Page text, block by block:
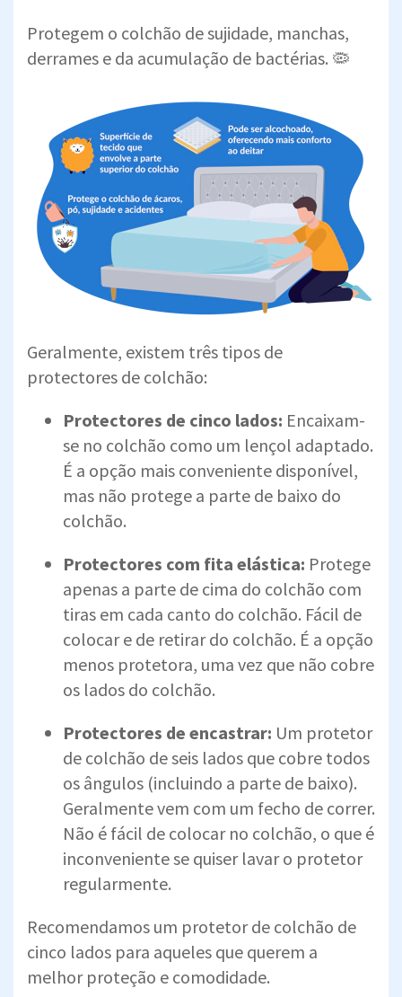
Protegem o colchão de sujidade, manchas,
derrames e da acumulação de bactérias. 🦠
Geralmente, existem três tipos de
protectores de colchão:
Protectores de cinco lados: Encaixam-
se no colchão como um lençol adaptado.
É a opção mais conveniente disponível,
mas não protege a parte de baixo do
colchão.
Protectores com fita elástica: Protege
apenas a parte de cima do colchão com
tiras em cada canto do colchão. Fácil de
colocar e de retirar do colchão. É a opção
menos protetora, uma vez que não cobre
os lados do colchão.
Protectores de encastrar: Um protetor
de colchão de seis lados que cobre todos
os ângulos (incluindo a parte de baixo).
Geralmente vem com um fecho de correr.
Não é fácil de colocar no colchão, o que é
inconveniente se quiser lavar o protetor
regularmente.
Recomendamos um protetor de colchão de
cinco lados para aqueles que querem a
melhor proteção e comodidade.